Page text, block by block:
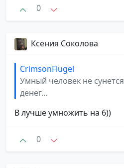
0
Ксения Соколова
CrimsonFlugel
Умный человек не
денег...
В лучше умножить на 6))
0